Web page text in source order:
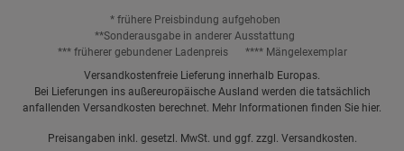
* frühere Preisbindung aufgehoben
**Sonderausgabe in anderer Ausstattung
*** früherer gebundener Ladenpreis
**** Mängelexemplar
Versandkostenfreie Lieferung innerhalb Europas.
Bei Lieferungen ins außereuropäische Ausland werden die tatsächlich
anfallenden Versandkosten berechnet. Mehr Informationen finden Sie hier.
Preisangaben inkl. gesetzl. MwSt. und ggf. zzgl. Versandkosten.